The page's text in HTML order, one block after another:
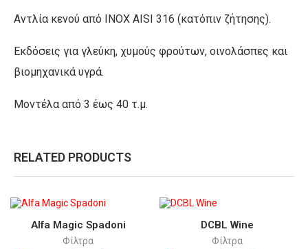
Αντλία κενού από ΙΝΟΧ AISI 316 (κατόπιν ζήτησης).
Εκδόσεις για γλεύκη, χυμούς φρούτων, οινολάσπες και
βιομηχανικά υγρά.
Μοντέλα από 3 έως 40 τ.μ.
RELATED PRODUCTS
Alfa Magic Spadoni
Φίλτρα
DCBL Wine
Φίλτρα